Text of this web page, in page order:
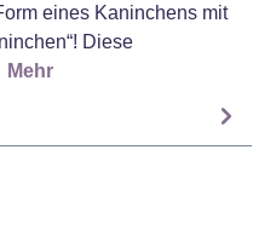
eines Kaninchens mit
Diese
Mehr